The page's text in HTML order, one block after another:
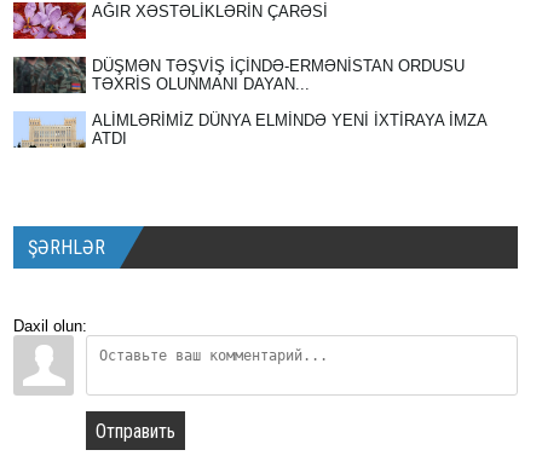
AĞIR XƏSTƏLİKLƏRİN ÇARƏSİ
DÜŞMƏN TƏŞVİŞ İÇİNDƏ-ERMƏNİSTAN ORDUSU
TƏXRİS OLUNMANI DAYAN...
ALİMLƏRİMİZ DÜNYA ELMİNDƏ YENİ İXTİRAYA İMZA
ATDI
ŞƏRHLƏR
Daxil olun:
Отправить